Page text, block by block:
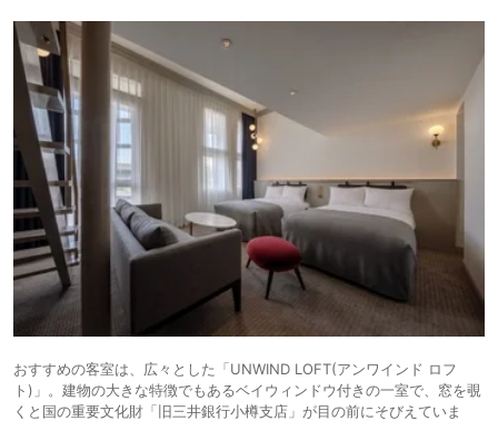
おすすめの客室は、広々とした「UNWIND LOFT(アンワインド ロフ
ト)」。建物の大きな特徴でもあるベイウィンドウ付きの一室で、窓を覗
くと国の重要文化財「旧三井銀行小樽支店」が目の前にそびえていま